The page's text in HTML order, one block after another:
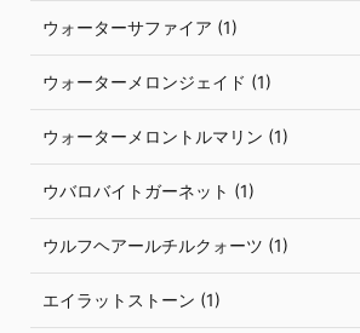
ウォーターサファイア (1)
ウォーターメロンジェイド (1)
ウォーターメロントルマリン (1)
ウバロバイトガーネット (1)
ウルフヘアールチルクォーツ (1)
エイラットストーン (1)